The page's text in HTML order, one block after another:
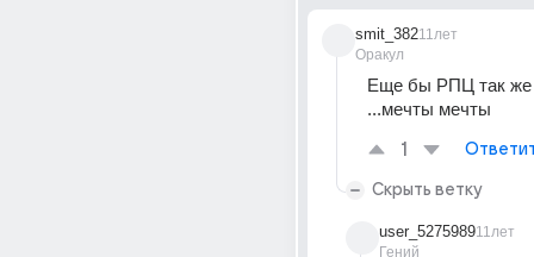
smit_382
Оракул
11лет
Еще бы РПЦ так же
...мечты мечты
1
Скрыть ветку
user_5275989
Гений
11лет